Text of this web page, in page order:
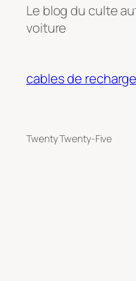
Le blog du culte
voiture
cables de
Twenty Twenty-Five